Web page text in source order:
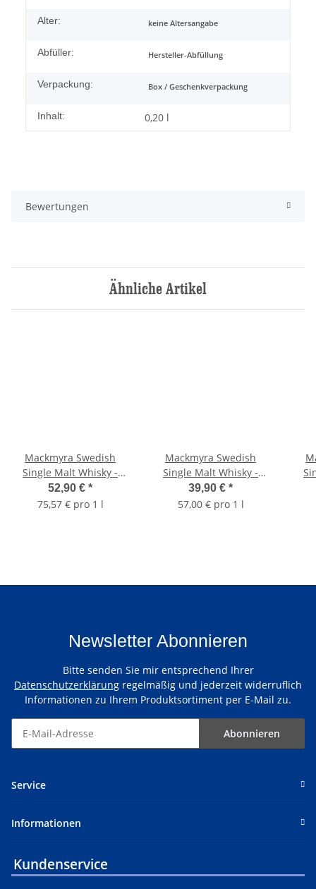
Alter: keine Altersangabe
Abfüller: Hersteller-Abfüllung
Verpackung: Box / Geschenkverpackung
Inhalt: 0,20 l
Bewertungen
Ähnliche Artikel
Mackmyra Swedish
Single Malt Whisky -
Svensk Ek, 46,1%vol., 0,7
ltr.
52,90 € *
75,57 € pro 1 l
Mackmyra Swedish
Single Malt Whisky -
Mack, 40%vol., 0,7 ltr.
39,90 € *
57,00 € pro 1 l
Newsletter Abonnieren
Bitte senden Sie mir entsprechend Ihrer
Datenschutzerklärung regelmäßig und jederzeit widerruflich
Informationen zu Ihrem Produktsortiment per E-Mail zu.
Abonnieren
Service
Informationen
Kundenservice